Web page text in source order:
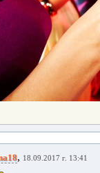
, 18.09.2017 г. 13:41